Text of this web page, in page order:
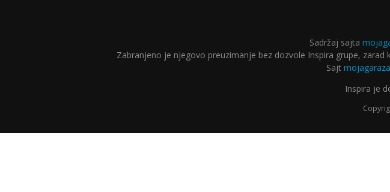
Sadržaj sajta
Zabranjeno je njegovo preuzimanje bez dozvole Inspira grupe,
Sajt
Inspira je